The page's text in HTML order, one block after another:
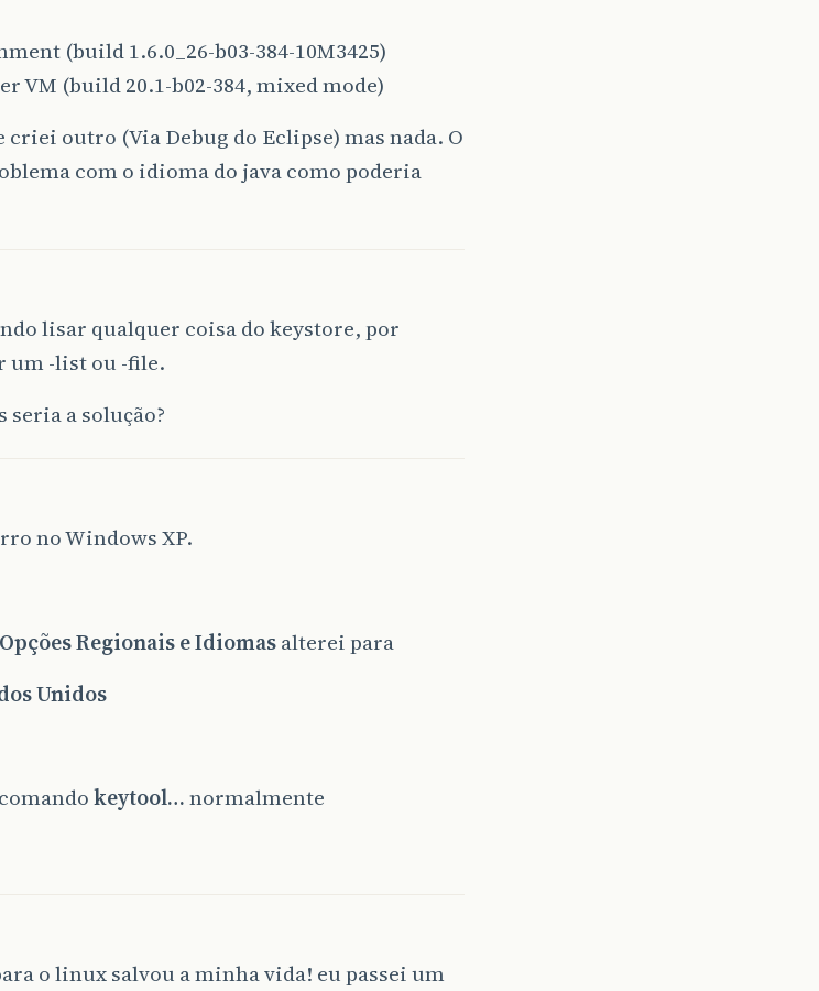
(build 1.6.0_26-b03-384-10M3425)
VM (build 20.1-b02-384, mixed mode)
criei outro (Via Debug do Eclipse) mas nada. O
com o idioma do java como poderia
lisar qualquer coisa do keystore, por
um -list ou -file.
a solução?
no Windows XP.
Opções Regionais e Idiomasalterei para
Unidos
keytool…normalmente
o linux salvou a minha vida! eu passei um